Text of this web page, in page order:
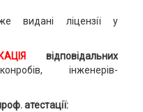
видані ліцензії у
відповідальних
інженерів-
атестації: